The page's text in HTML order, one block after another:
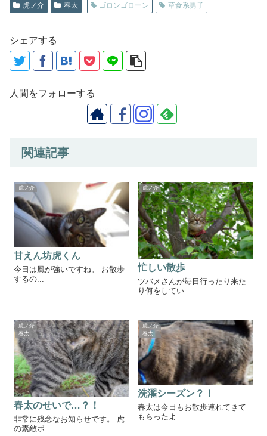
虎ノ介 春太 ゴロンゴローン 草食系男子
シェアする
人間をフォローする
関連記事
虎ノ介
甘えん坊虎くん
今日は風が強いですね。 お散歩
するの...
虎ノ介
忙しい散歩
ツバメさんが毎日行ったり来た
り何をしてい...
虎ノ介
春太
春太のせいで…？！
非常に残念なお知らせです。 虎
の素敵ボ...
虎ノ介
春太
洗濯シーズン？！
春太は今日もお散歩連れてきて
もらったよ ...